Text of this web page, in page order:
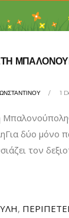
1
δύο μόνο
τον
,